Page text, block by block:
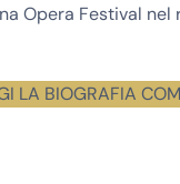
Opera Festival nel
LA BIOGRAFIA